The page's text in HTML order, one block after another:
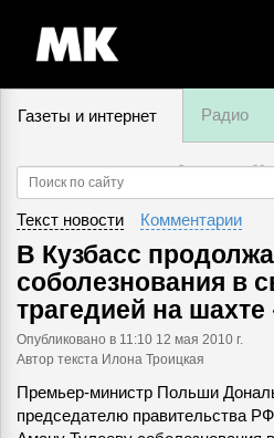
Газеты и интернет Радио
8 августа,
Текст новости Комментарии
В Кузбасс
соболезнования в
трагедией на
Опубликовано в 11:10 12 мая 2010 г.
Автор текста Илона Троицкая
Премьер-министр Польши
председателю правительства